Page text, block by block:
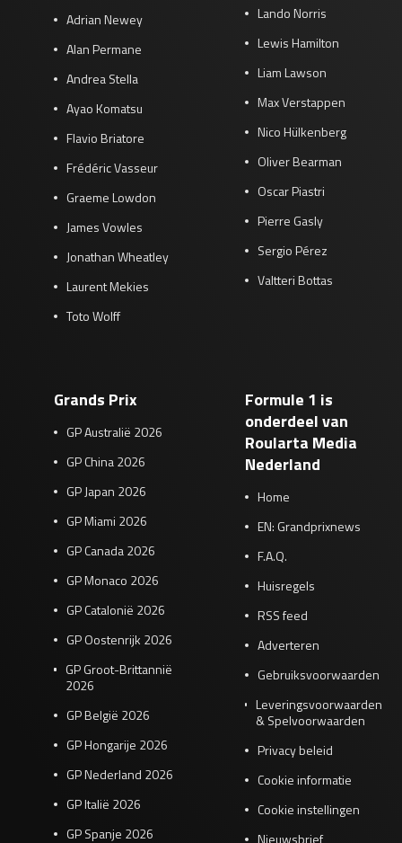
Adrian Newey
Alan Permane
Andrea Stella
Ayao Komatsu
Flavio Briatore
Frédéric Vasseur
Graeme Lowdon
James Vowles
Jonathan Wheatley
Laurent Mekies
Toto Wolff
Lando Norris
Lewis Hamilton
Liam Lawson
Max Verstappen
Nico Hülkenberg
Oliver Bearman
Oscar Piastri
Pierre Gasly
Sergio Pérez
Valtteri Bottas
Grands Prix
GP Australië 2026
GP China 2026
GP Japan 2026
GP Miami 2026
GP Canada 2026
GP Monaco 2026
GP Catalonië 2026
GP Oostenrijk 2026
GP Groot-Brittannië
2026
GP België 2026
GP Hongarije 2026
GP Nederland 2026
GP Italië 2026
GP Spanje 2026
Formule 1 is
onderdeel van
Roularta Media
Nederland
Home
EN: Grandprixnews
F.A.Q.
Huisregels
RSS feed
Adverteren
Gebruiksvoorwaarden
Leveringsvoorwaarden
& Spelvoorwaarden
Privacy beleid
Cookie informatie
Cookie instellingen
Nieuwsbrief